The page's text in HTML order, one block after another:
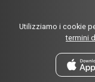
Utilizziamo i cookie
termini